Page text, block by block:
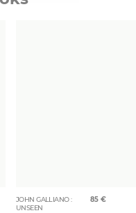
JOHN GALLIANO :
UNSEEN
85 €